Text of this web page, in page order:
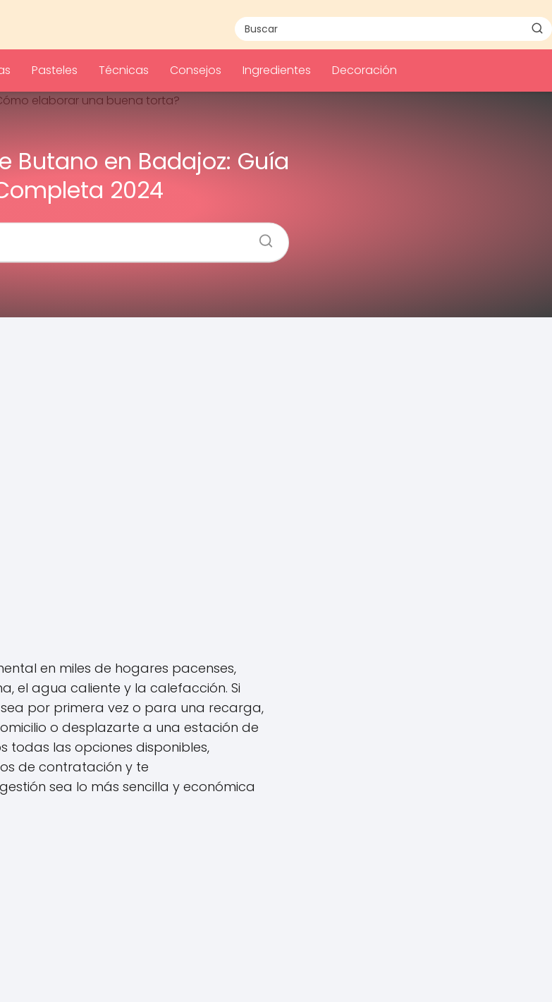
Pasteles Técnicas Consejos Ingredientes Decoración
Butano en Badajoz: Guía
2024
en miles de hogares pacenses,
el agua caliente y la calefacción. Si
por primera vez o para una recarga,
o desplazarte a una estación de
todas las opciones disponibles,
de contratación y te
sea lo más sencilla y económica